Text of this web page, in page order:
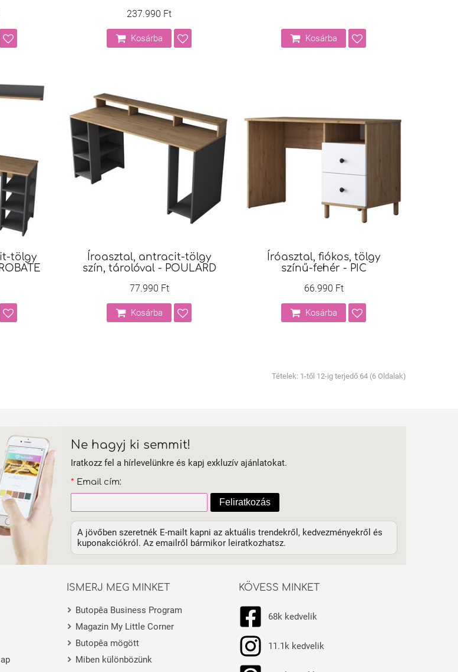
237.990 Ft
Kosárba Kosárba
tölgy
Íroasztal, antracit-tölgy
szín, tárolóval - POULARD
77.990 Ft
Kosárba
Íróasztal, fiókos, tölgy
színű-fehér - PIC
66.990 Ft
Kosárba
Tételek: 1-től 12-ig terjedő 64 (6 Oldalak)
Ne hagyj ki semmit!
Iratkozz fel a hírlevelünkre és kapj exkluzív ajánlatokat.
* Email cím:
Feliratkozás
A jövőben szeretnék E-mailt kapni az aktuális trendekről, kedvezményekről és
kuponakciókról. Az emailről bármikor leiratkozhatsz.
ISMERJ MEG MINKET
Butopêa Business Program
Magazin My Little Corner
Butopêa mögött
Miben különbözünk
KÖVESS MINKET
68k kedvelik
11.1k kedvelik